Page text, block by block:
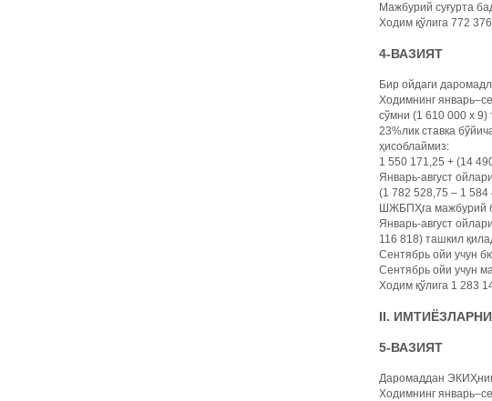
Мажбурий суғурта
Ходим қўлига 772
4-ВАЗИЯТ
Бир ойдаги
Ходимнинг
сўмни (1 610 000 х 9)
23%лик ставка
ҳисоблаймиз:
1 550 171,25 + (14
Январь-август
(1 782 528,75 – 1 584
ШЖБПҲга мажбурий
Январь-август
116 818) ташкил
Сентябрь ойи учун
Сентябрь ойи учун
Ходим қўлига 1 283
II.
5-ВАЗИЯТ
Даромаддан
Ходимнинг